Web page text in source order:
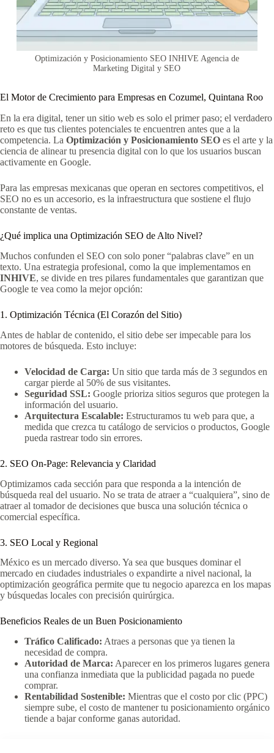
Optimización y Posicionamiento SEO INHIVE Agencia de
Marketing Digital y SEO
El Motor de Crecimiento para Empresas en Cozumel, Quintana Roo
En la era digital, tener un sitio web es solo el primer paso; el verdadero
reto es que tus clientes potenciales te encuentren antes que a la
competencia. La Optimización y Posicionamiento SEO es el arte y la
ciencia de alinear tu presencia digital con lo que los usuarios buscan
activamente en Google.
Para las empresas mexicanas que operan en sectores competitivos, el
SEO no es un accesorio, es la infraestructura que sostiene el flujo
constante de ventas.
¿Qué implica una Optimización SEO de Alto Nivel?
Muchos confunden el SEO con solo poner “palabras clave” en un
texto. Una estrategia profesional, como la que implementamos en
INHIVE, se divide en tres pilares fundamentales que garantizan que
Google te vea como la mejor opción:
1. Optimización Técnica (El Corazón del Sitio)
Antes de hablar de contenido, el sitio debe ser impecable para los
motores de búsqueda. Esto incluye:
Velocidad de Carga: Un sitio que tarda más de 3 segundos en
cargar pierde al 50% de sus visitantes.
Seguridad SSL: Google prioriza sitios seguros que protegen la
información del usuario.
Arquitectura Escalable: Estructuramos tu web para que, a
medida que crezca tu catálogo de servicios o productos, Google
pueda rastrear todo sin errores.
2. SEO On-Page: Relevancia y Claridad
Optimizamos cada sección para que responda a la intención de
búsqueda real del usuario. No se trata de atraer a “cualquiera”, sino de
atraer al tomador de decisiones que busca una solución técnica o
comercial específica.
3. SEO Local y Regional
México es un mercado diverso. Ya sea que busques dominar el
mercado en ciudades industriales o expandirte a nivel nacional, la
optimización geográfica permite que tu negocio aparezca en los mapas
y búsquedas locales con precisión quirúrgica.
Beneficios Reales de un Buen Posicionamiento
Tráfico Calificado: Atraes a personas que ya tienen la
necesidad de compra.
Autoridad de Marca: Aparecer en los primeros lugares genera
una confianza inmediata que la publicidad pagada no puede
comprar.
Rentabilidad Sostenible: Mientras que el costo por clic (PPC)
siempre sube, el costo de mantener tu posicionamiento orgánico
tiende a bajar conforme ganas autoridad.